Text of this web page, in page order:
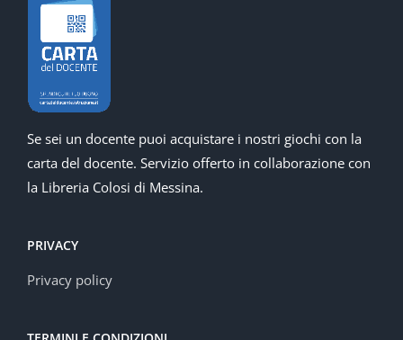
Se sei un docente puoi acquistare i nostri giochi con la
carta del docente. Servizio offerto in collaborazione con
la Libreria Colosi di Messina.
PRIVACY
Privacy policy